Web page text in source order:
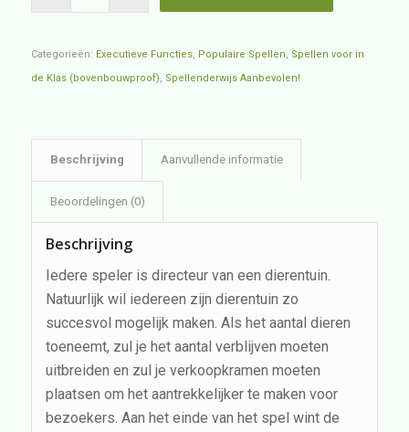
Categorieën: Executieve Functies, Populaire Spellen, Spellen voor in
de Klas (bovenbouwproof), Spellenderwijs Aanbevolen!
Beschrijving Aanvullende informatie
Beoordelingen (0)
Beschrijving
Iedere speler is directeur van een dierentuin.
Natuurlijk wil iedereen zijn dierentuin zo
succesvol mogelijk maken. Als het aantal dieren
toeneemt, zul je het aantal verblijven moeten
uitbreiden en zul je verkoopkramen moeten
plaatsen om het aantrekkelijker te maken voor
bezoekers. Aan het einde van het spel wint de